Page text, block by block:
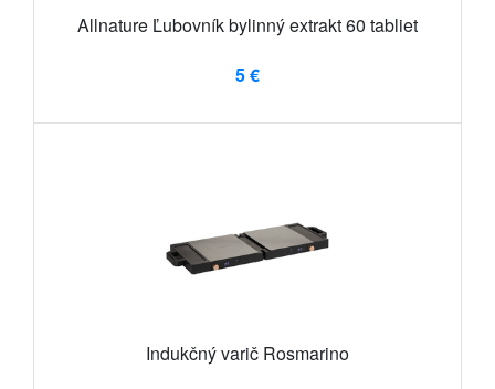
Allnature Ľubovník bylinný extrakt 60 tabliet
5 €
Indukčný varič Rosmarino